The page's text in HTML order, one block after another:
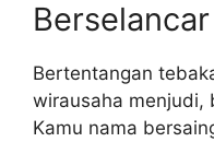
Berselancar
Bertentangan
wirausaha menjudi,
Kamu nama